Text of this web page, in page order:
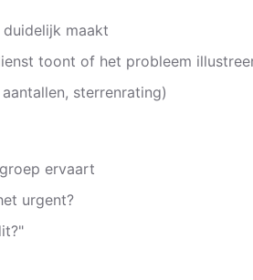
maakt
toont of het probleem
sterrenrating)
ervaart
urgent?